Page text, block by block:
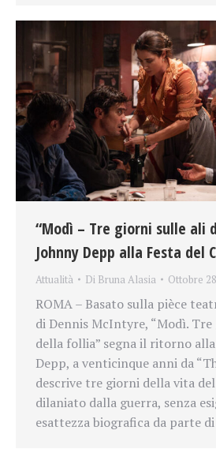
“Modì – Tre giorni sulle ali
Johnny Depp alla Festa del
Attualità Di Bruna Alasia Ottobre
ROMA – Basato sulla pièce
di Dennis McIntyre, “Modì.
della follia” segna il ritorno
Depp, a venticinque anni da
descrive tre giorni della vita
dilaniato dalla guerra, senza
esattezza biografica da parte